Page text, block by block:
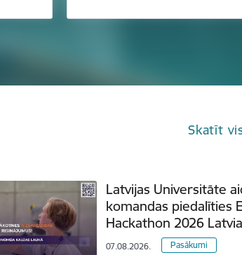
Skatīt
Latvijas Universitāte
komandas piedalīties
Hackathon 2026 Latvia
07.08.2026. Pasākumi